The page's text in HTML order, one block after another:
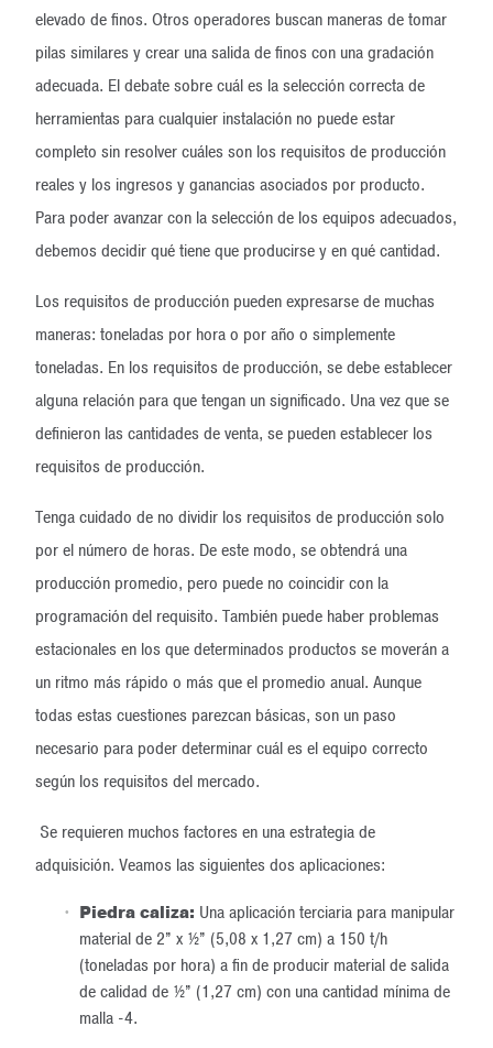
elevado de finos. Otros operadores buscan maneras de tomar
pilas similares y crear una salida de finos con una gradación
adecuada. El debate sobre cuál es la selección correcta de
herramientas para cualquier instalación no puede estar
completo sin resolver cuáles son los requisitos de producción
reales y los ingresos y ganancias asociados por producto.
Para poder avanzar con la selección de los equipos adecuados,
debemos decidir qué tiene que producirse y en qué cantidad.
Los requisitos de producción pueden expresarse de muchas
maneras: toneladas por hora o por año o simplemente
toneladas. En los requisitos de producción, se debe establecer
alguna relación para que tengan un significado. Una vez que se
definieron las cantidades de venta, se pueden establecer los
requisitos de producción.
Tenga cuidado de no dividir los requisitos de producción solo
por el número de horas. De este modo, se obtendrá una
producción promedio, pero puede no coincidir con la
programación del requisito. También puede haber problemas
estacionales en los que determinados productos se moverán a
un ritmo más rápido o más que el promedio anual. Aunque
todas estas cuestiones parezcan básicas, son un paso
necesario para poder determinar cuál es el equipo correcto
según los requisitos del mercado.
Se requieren muchos factores en una estrategia de
adquisición. Veamos las siguientes dos aplicaciones:
Piedra caliza: Una aplicación terciaria para manipular
material de 2” x ½” (5,08 x 1,27 cm) a 150 t/h
(toneladas por hora) a fin de producir material de salida
de calidad de ½” (1,27 cm) con una cantidad mínima de
malla -4.